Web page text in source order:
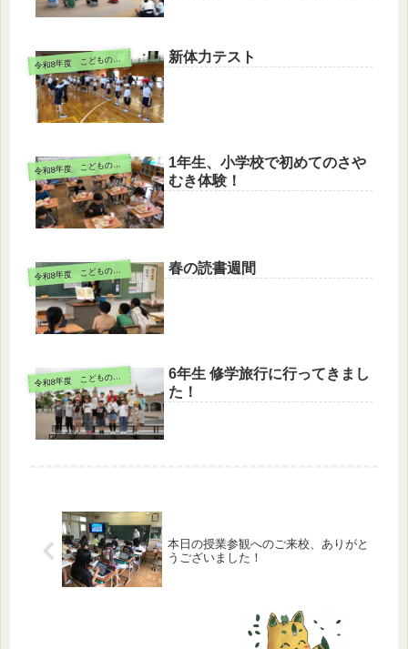
令
和8年度 こどもの様子 新体力テスト
令
和8年度 こどもの様子
1年生、小学校で初めてのさや
むき体験！
令
和8年度 こどもの様子 春の読書週間
令
和8年度 こどもの様子
6年生 修学旅行に行ってきまし
た！
本日の授業参観へのご来校、ありがと
うございました！